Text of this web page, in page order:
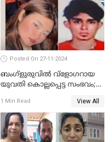
Posted On 27-11-2024
ബംഗ്‌ളുരുവില്‍ വ്‌ളോഗറായ
യുവതി കൊല്ലപ്പെട്ട സംഭവം;
ഊര്‍ജിതമാക്കി
1 Min Read View All